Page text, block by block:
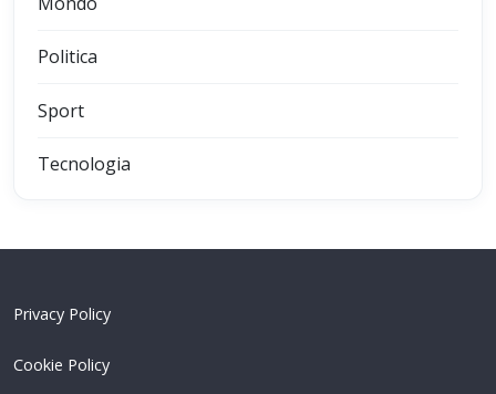
Politica
Sport
Tecnologia
Privacy Policy
Cookie Policy